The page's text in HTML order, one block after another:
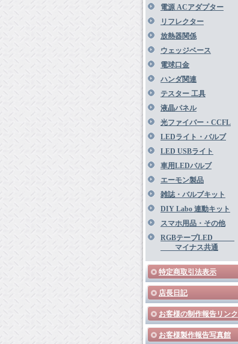
電源 ACアダプター
リフレクター
放熱器関係
ウェッジベース
電球口金
ハンダ関連
テスター 工具
液晶パネル
光ファイバー・CCFL
LEDライト・バルブ
LED USBライト
車用LEDバルブ
エーモン製品
雑誌・バルブキット
DIY Labo 連動キット
スマホ用品・その他
RGBテープLED
マイナス共通
特定商取引法表示
店長日記
お客様の制作報告リンク
お客様製作報告写真館